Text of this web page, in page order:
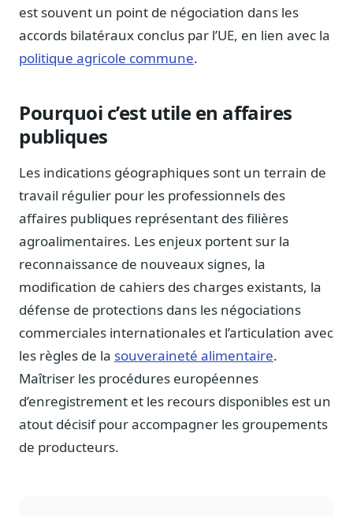
est souvent un point de négociation dans les
accords bilatéraux conclus par l’UE, en lien avec la
politique agricole commune.
Pourquoi c’est utile en affaires
publiques
Les indications géographiques sont un terrain de
travail régulier pour les professionnels des
affaires publiques représentant des filières
agroalimentaires. Les enjeux portent sur la
reconnaissance de nouveaux signes, la
modification de cahiers des charges existants, la
défense de protections dans les négociations
commerciales internationales et l’articulation avec
les règles de la souveraineté alimentaire.
Maîtriser les procédures européennes
d’enregistrement et les recours disponibles est un
atout décisif pour accompagner les groupements
de producteurs.